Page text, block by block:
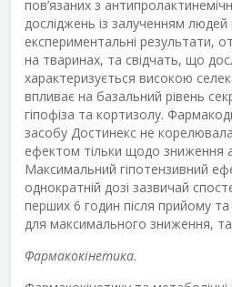
пов’язаних з
досліджень із залученням
експериментальні результати,
на тваринах, та свідчать, що
характеризується високою
впливає на базальний рівень
гіпофіза та кортизолу.
засобу Достинекс не
ефектом тільки щодо зниження
Максимальний гіпотензивний
однократній дозі зазвичай
перших 6 годин після прийому
для максимального зниження,
Фармакокінетика.